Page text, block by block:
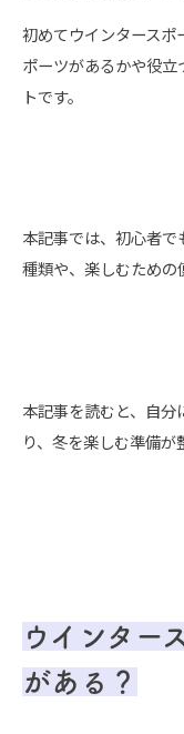
初めてウインタースポ
ポーツがあるかや役
トです。
本記事では、初心者
種類や、楽しむための
本記事を読むと、自
り、冬を楽しむ準備が
ウインター
がある？